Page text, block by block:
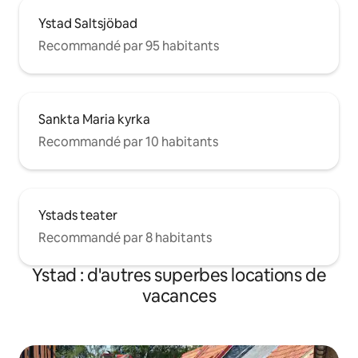
Ystad Saltsjöbad
Recommandé par 95 habitants
Sankta Maria kyrka
Recommandé par 10 habitants
Ystads teater
Recommandé par 8 habitants
Ystad : d'autres superbes locations de
vacances